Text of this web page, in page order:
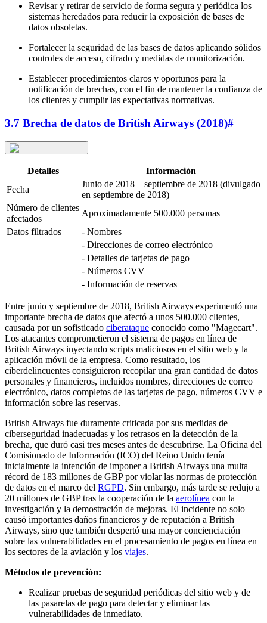
Revisar y retirar de servicio de forma segura y periódica los
sistemas heredados para reducir la exposición de bases de
datos obsoletas.
Fortalecer la seguridad de las bases de datos aplicando sólidos
controles de acceso, cifrado y medidas de monitorización.
Establecer procedimientos claros y oportunos para la
notificación de brechas, con el fin de mantener la confianza de
los clientes y cumplir las expectativas normativas.
3.7 Brecha de datos de British Airways (2018)#
Detalles
Información
Fecha
Junio de 2018 – septiembre de 2018 (divulgado
en septiembre de 2018)
Número de clientes
afectados
Aproximadamente 500.000 personas
Datos filtrados
- Nombres
- Direcciones de correo electrónico
- Detalles de tarjetas de pago
- Números CVV
- Información de reservas
Entre junio y septiembre de 2018, British Airways experimentó una
importante brecha de datos que afectó a unos 500.000 clientes,
causada por un sofisticado ciberataque conocido como "Magecart".
Los atacantes comprometieron el sistema de pagos en línea de
British Airways inyectando scripts maliciosos en el sitio web y la
aplicación móvil de la empresa. Como resultado, los
ciberdelincuentes consiguieron recopilar una gran cantidad de datos
personales y financieros, incluidos nombres, direcciones de correo
electrónico, datos completos de las tarjetas de pago, números CVV e
información sobre las reservas.
British Airways fue duramente criticada por sus medidas de
ciberseguridad inadecuadas y los retrasos en la detección de la
brecha, que duró casi tres meses antes de descubrirse. La Oficina del
Comisionado de Información (ICO) del Reino Unido tenía
inicialmente la intención de imponer a British Airways una multa
récord de 183 millones de GBP por violar las normas de protección
de datos en el marco del RGPD. Sin embargo, más tarde se redujo a
20 millones de GBP tras la cooperación de la aerolínea con la
investigación y la demostración de mejoras. El incidente no solo
causó importantes daños financieros y de reputación a British
Airways, sino que también despertó una mayor concienciación
sobre las vulnerabilidades en el procesamiento de pagos en línea en
los sectores de la aviación y los viajes.
Métodos de prevención:
Realizar pruebas de seguridad periódicas del sitio web y de
las pasarelas de pago para detectar y eliminar las
vulnerabilidades de inmediato.